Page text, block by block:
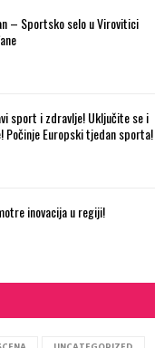
– Sportsko selo u Virovitici
sport i zdravlje! Uključite se i
Europski tjedan sporta!
inovacija u regiji!